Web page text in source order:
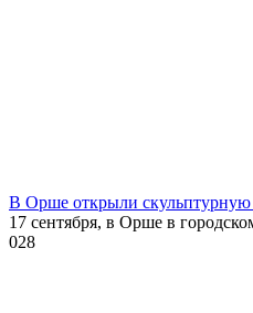
В Орше открыли
17 сентября, в Орше в
028